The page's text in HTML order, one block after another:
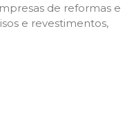
de reformas e
e revestimentos,